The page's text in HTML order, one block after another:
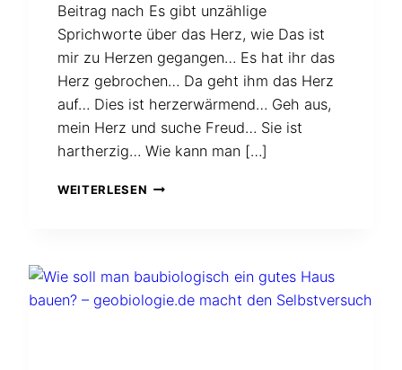
Beitrag nach Es gibt unzählige
Sprichworte über das Herz, wie Das ist
mir zu Herzen gegangen… Es hat ihr das
Herz gebrochen… Da geht ihm das Herz
auf… Dies ist herzerwärmend… Geh aus,
mein Herz und suche Freud… Sie ist
hartherzig… Wie kann man […]
WEITERLESEN WAS